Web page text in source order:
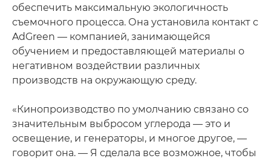
обеспечить максимальную экологичность
съемочного процесса. Она установила контакт с
AdGreen — компанией, занимающейся
обучением и предоставляющей материалы о
негативном воздействии различных
производств на окружающую среду.
«Кинопроизводство по умолчанию связано со
значительным выбросом углерода — это и
освещение, и генераторы, и многое другое, —
говорит она. — Я сделала все возможное, чтобы